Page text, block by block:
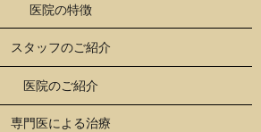
医院の特徴
スタッフのご紹介
医院のご紹介
専門医による治療